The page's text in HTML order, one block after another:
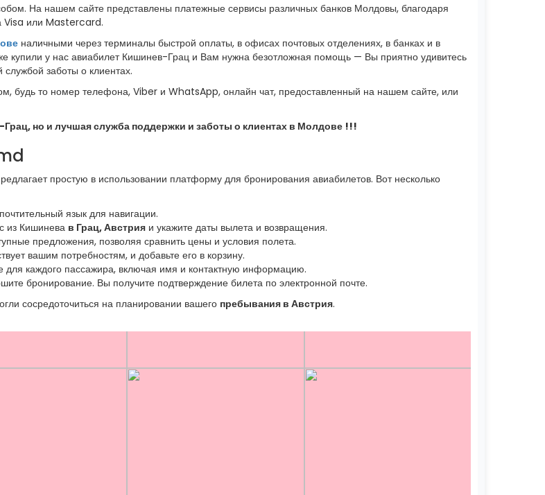
На нашем сайте представлены платежные сервисы различных банков Молдовы, благодаря
Visa или Mastercard.
наличными через терминалы быстрой оплаты, в офисах почтовых отделениях, в банках и в
у нас авиабилет Кишинев-Грац и Вам нужна безотложная помощь — Вы приятно удивитесь
заботы о клиентах.
будь то номер телефона, Viber и WhatsApp, онлайн чат, предоставленный на нашем сайте, или
но и лучшая служба поддержки и заботы о клиентах в Молдове !!!
простую в использовании платформу для бронирования авиабилетов. Вот несколько
язык для навигации.
из Кишинева в Грац, Австрия и укажите даты вылета и возвращения.
предложения, позволяя сравнить цены и условия полета.
вашим потребностям, и добавьте его в корзину.
каждого пассажира, включая имя и контактную информацию.
бронирование. Вы получите подтверждение билета по электронной почте.
сосредоточиться на планировании вашего пребывания в Австрия.